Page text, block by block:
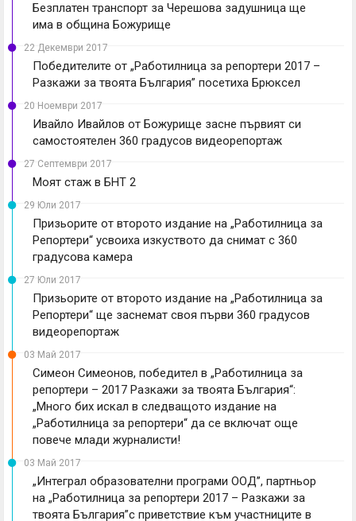
Безплатен транспорт за Черешова задушница ще
има в община Божурище
22 Декември 2017
Победителите от „Работилница за репортери 2017 –
Разкажи за твоята България” посетиха Брюксел
20 Ноември 2017
Ивайло Ивайлов от Божурище засне първият си
самостоятелен 360 градусов видеорепортаж
27 Септември 2017
Моят стаж в БНТ 2
29 Юли 2017
Призьорите от второто издание на „Работилница за
Репортери“ усвоиха изкуството да снимат с 360
градусова камера
27 Юли 2017
Призьорите от второто издание на „Работилница за
Репортери“ ще заснемат своя първи 360 градусов
видеорепортаж
03 Май 2017
Симеон Симеонов, победител в „Работилница за
репортери – 2017 Разкажи за твоята България“:
„Много бих искал в следващото издание на
„Работилница за репортери“ да се включат още
повече млади журналисти!
03 Май 2017
„Интеграл образователни програми ООД’’, партньор
на „Работилница за репортери 2017 – Разкажи за
твоята България”с приветствие към участниците в